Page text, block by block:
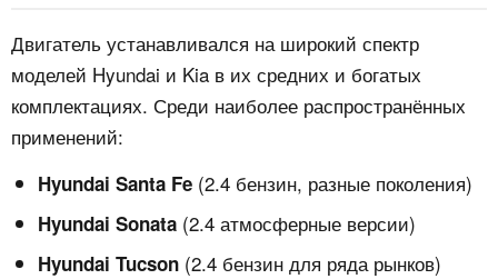
Двигатель устанавливался на широкий спектр
моделей Hyundai и Kia в их средних и богатых
комплектациях. Среди наиболее распространённых
применений:
Hyundai Santa Fe (2.4 бензин, разные поколения)
Hyundai Sonata (2.4 атмосферные версии)
Hyundai Tucson (2.4 бензин для ряда рынков)